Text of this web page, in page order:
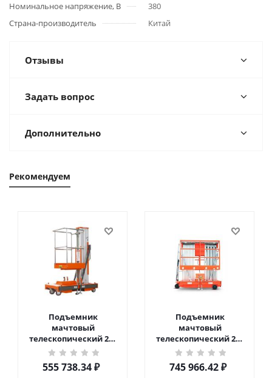
Номинальное напряжение, В
380
Страна-производитель
Китай
Отзывы
Задать вопрос
Дополнительно
Рекомендуем
Подъемник
мачтовый
телескопический 200
кг 6 м TOR GTWY6-200S
DC 2-мачтовый
(автономный) (G) в
555 738.34₽
Подъемник
мачтовый
телескопический 200
кг 10 м TOR GTWY10-
200S DC 2-мачтовый
(автономный) (N) в
745 966.42₽